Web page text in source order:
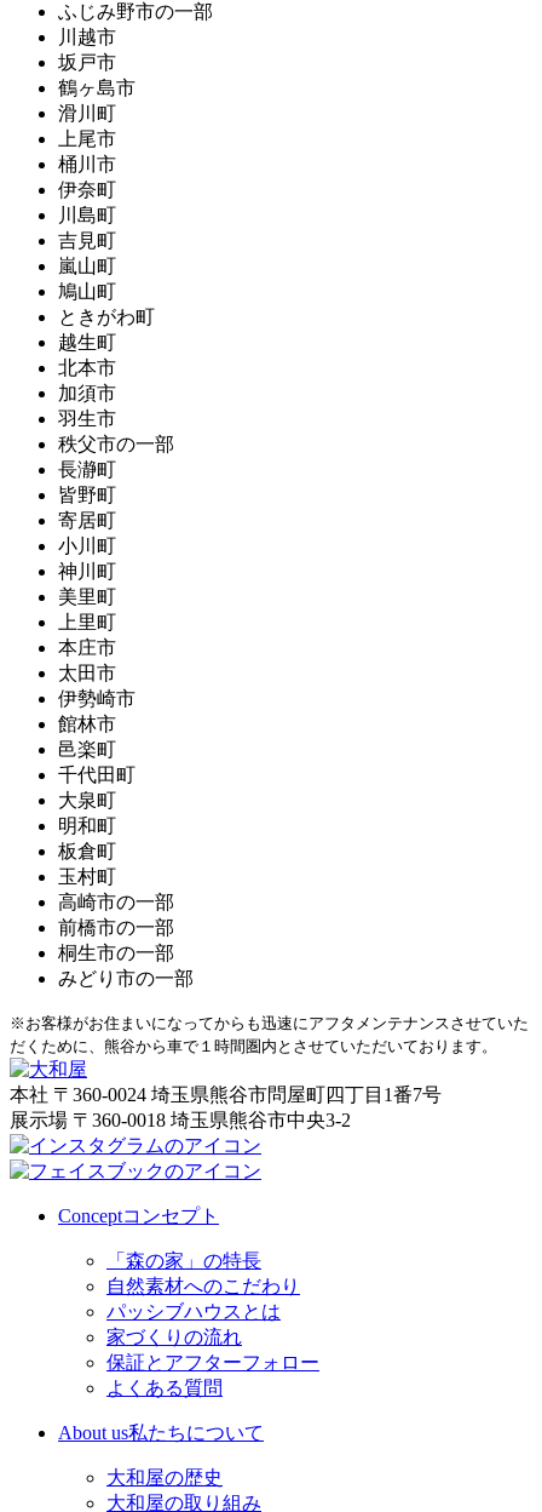
ふじみ野市の一部
川越市
坂戸市
鶴ヶ島市
滑川町
上尾市
桶川市
伊奈町
川島町
吉見町
嵐山町
鳩山町
ときがわ町
越生町
北本市
加須市
羽生市
秩父市の一部
長瀞町
皆野町
寄居町
小川町
神川町
美里町
上里町
本庄市
太田市
伊勢崎市
館林市
邑楽町
千代田町
大泉町
明和町
板倉町
玉村町
高崎市の一部
前橋市の一部
桐生市の一部
みどり市の一部
※お客様がお住まいになってからも迅速にアフタメンテナンスさせていた
だくために、熊谷から車で１時間圏内とさせていただいております。
本社 〒360-0024 埼玉県熊谷市問屋町四丁目1番7号
展示場 〒360-0018 埼玉県熊谷市中央3-2
Conceptコンセプト
「森の家」の特長
自然素材へのこだわり
パッシブハウスとは
家づくりの流れ
保証とアフターフォロー
よくある質問
About us私たちについて
大和屋の歴史
大和屋の取り組み